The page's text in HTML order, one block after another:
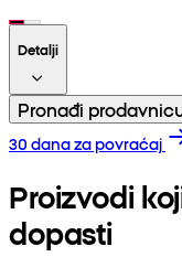
Detalji
Pronađi
30 dana za povraćaj
Proizvodi
dopasti